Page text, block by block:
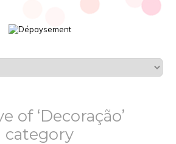
of ‘Decoração’
category